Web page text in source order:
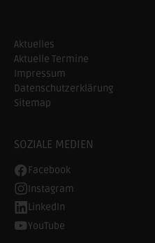
Aktuelles
Aktuelle Termine
Impressum
Datenschutzerklärung
Sitemap
SOZIALE MEDIEN
Facebook
Instagram
LinkedIn
YouTube